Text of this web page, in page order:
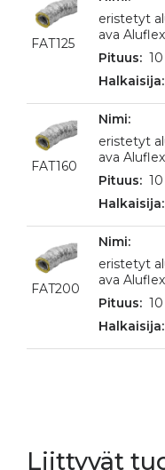
FAT125
eristetyt
ava
FAT160
eristetyt
ava
FAT200
eristetyt
ava
Liittyvät